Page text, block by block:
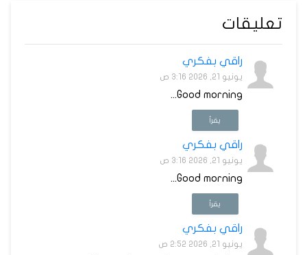
تعليقات
راقي بفكري
يونيو 21, 2026 3:16 ص
Good morning...
يقرأ
راقي بفكري
يونيو 21, 2026 3:16 ص
Good morning...
يقرأ
راقي بفكري
يونيو 21, 2026 2:52 ص